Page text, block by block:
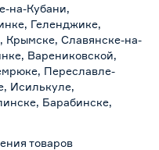
на-Кубани,
Геленджике,
Славянске-на-
Варениковской,
Переславле-
Исилькуле,
Барабинске,
товаров